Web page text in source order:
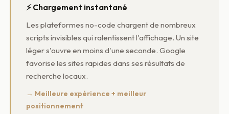
⚡ Chargement instantané
Les plateformes no-code chargent de nombreux
scripts invisibles qui ralentissent l'affichage. Un site
léger s'ouvre en moins d'une seconde. Google
favorise les sites rapides dans ses résultats de
recherche locaux.
→ Meilleure expérience + meilleur
positionnement